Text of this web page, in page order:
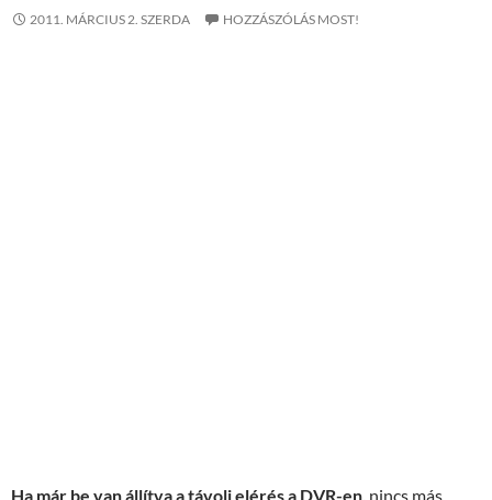
2011. MÁRCIUS 2. SZERDA HOZZÁSZÓLÁS MOST!
Ha már be van állítva a távoli elérés a DVR-en, nincs más